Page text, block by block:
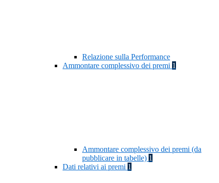
Relazione sulla Performance
Ammontare complessivo dei premi 1
Ammontare complessivo dei premi (da
pubblicare in tabelle) 1
Dati relativi ai premi 1